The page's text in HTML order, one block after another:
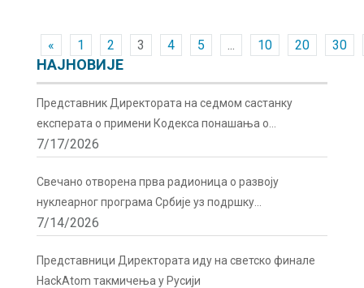
« 1 2 3 4 5 ... 10 20 30
НАЈНОВИЈЕ
Представник Директората на седмом састанку
експерата о примени Кодекса понашања о
сигурности и безбедности радиоактивних извора у
7/17/2026
Свечано отворена прва радионица о развоју
нуклеарног програма Србије уз подршку
Директората
7/14/2026
Представници Директората иду на светско финале
HackAtom такмичења у Русији